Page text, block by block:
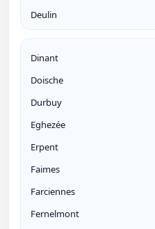
Deulin
Dinant
Doische
Durbuy
Eghezée
Erpent
Faimes
Farciennes
Fernelmont